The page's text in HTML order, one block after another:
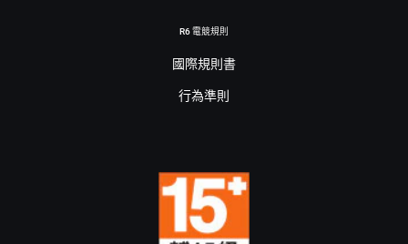
R6 電競規則
國際規則書
行為準則